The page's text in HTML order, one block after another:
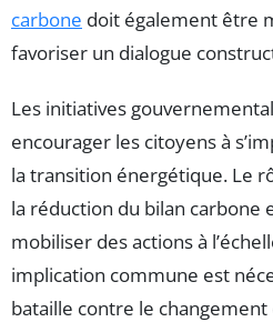
carbone doit également être
favoriser un dialogue
Les initiatives
encourager les citoyens à
la transition énergétique. Le
la réduction du bilan carbone
mobiliser des actions à
implication commune est
bataille contre le